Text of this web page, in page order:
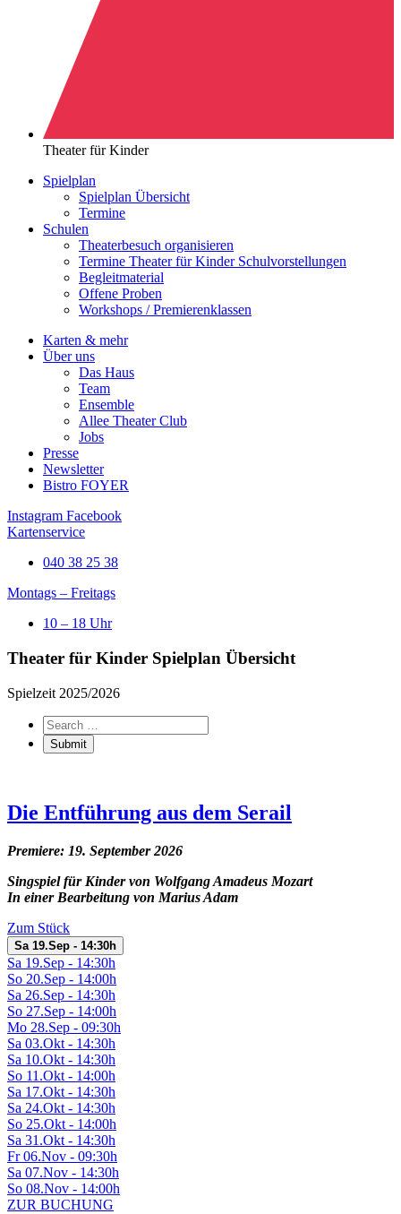
Theater für Kinder
Spielplan
Spielplan Übersicht
Termine
Schulen
Theaterbesuch organisieren
Termine Theater für Kinder Schulvorstellungen
Begleitmaterial
Offene Proben
Workshops / Premierenklassen
Karten & mehr
Über uns
Das Haus
Team
Ensemble
Allee Theater Club
Jobs
Presse
Newsletter
Bistro FOYER
Instagram Facebook
Kartenservice
040 38 25 38​
Montags – Freitags
10 – 18 Uhr
Theater für Kinder Spielplan Übersicht
Spielzeit 2025/2026
Die Entführung aus dem Serail
Premiere: 19. September 2026
Singspiel für Kinder von Wolfgang Amadeus Mozart
In einer Bearbeitung von Marius Adam
Zum Stück
Sa 19.Sep - 14:30h
Sa 19.Sep - 14:30h
So 20.Sep - 14:00h
Sa 26.Sep - 14:30h
So 27.Sep - 14:00h
Mo 28.Sep - 09:30h
Sa 03.Okt - 14:30h
Sa 10.Okt - 14:30h
So 11.Okt - 14:00h
Sa 17.Okt - 14:30h
Sa 24.Okt - 14:30h
So 25.Okt - 14:00h
Sa 31.Okt - 14:30h
Fr 06.Nov - 09:30h
Sa 07.Nov - 14:30h
So 08.Nov - 14:00h
ZUR BUCHUNG